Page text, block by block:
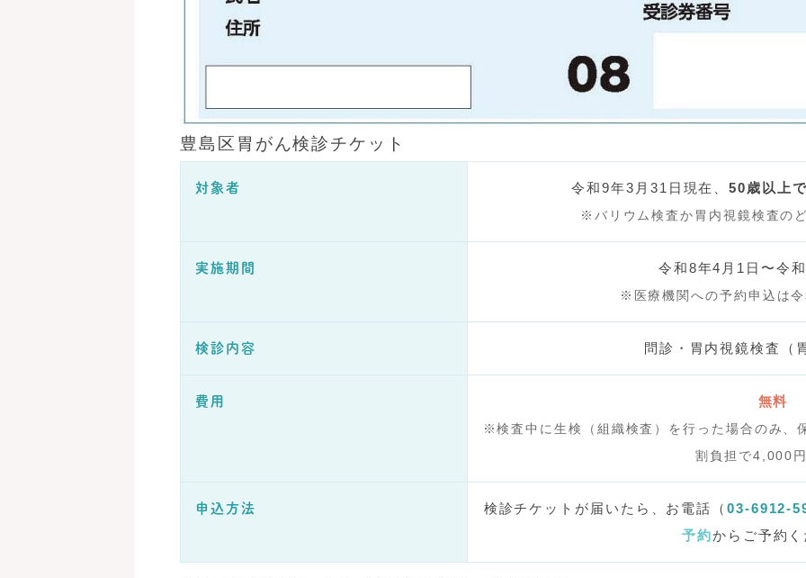
豊島区胃がん検診チケット
対象者 令和9年3月31日現在、50歳以上
※バリウム検査か胃内視鏡検査の
実施期間 令和8年4月1日〜令
※医療機関への予約申込は
検診内容 問診・胃内視鏡検査（
費用 無料
※検査中に生検（組織検査）を行った場合のみ、
割負担で4,000
申込方法 検診チケットが届いたら、お電話（03-6912-
予約からご予約